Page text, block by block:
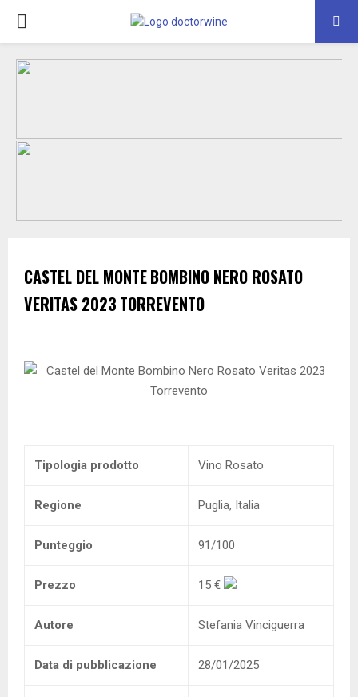
PRIMARY
MENU
CASTEL DEL MONTEBOMBINO NERO ROSATO
VERITAS 2023 TORREVENTO
Tipologia prodotto Vino Rosato
Regione Puglia, Italia
Punteggio 91/100
Prezzo 15 €
Autore Stefania Vinciguerra
Data di pubblicazione 28/01/2025